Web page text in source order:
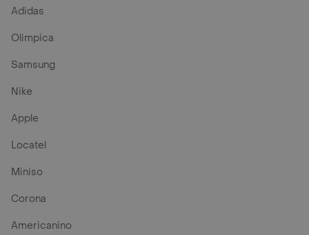
Adidas
Olimpica
Samsung
Nike
Apple
Locatel
Miniso
Corona
Americanino